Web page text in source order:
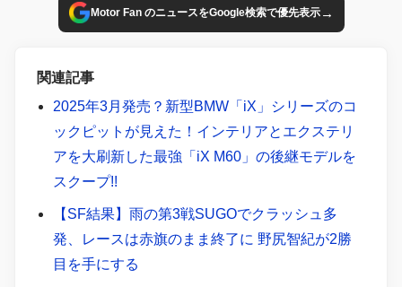
Motor Fan のニュースをGoogle検索で優先表示→
関連記事
2025年3月発売？新型BMW「iX」シリーズのコ
ックピットが見えた！インテリアとエクステリ
アを大刷新した最強「iX M60」の後継モデルを
スクープ!!
【SF結果】雨の第3戦SUGOでクラッシュ多
発、レースは赤旗のまま終了に 野尻智紀が2勝
目を手にする